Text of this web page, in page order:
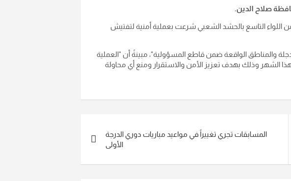
صلاح الدين.
اللواء التاسع بالحشد الشعبي شرعت بعملية أمنية لتفتيش
والمناطق الواقعة ضمن قاطع المسؤولية"، مبينةً أن "العملية
الشهر وذلك بهدف تعزيز الأمن والاستقرار ومنع أي محاولة
المسابقات تجري تغييراً في مواعيد مباريات دوري الدرجة
الأولى